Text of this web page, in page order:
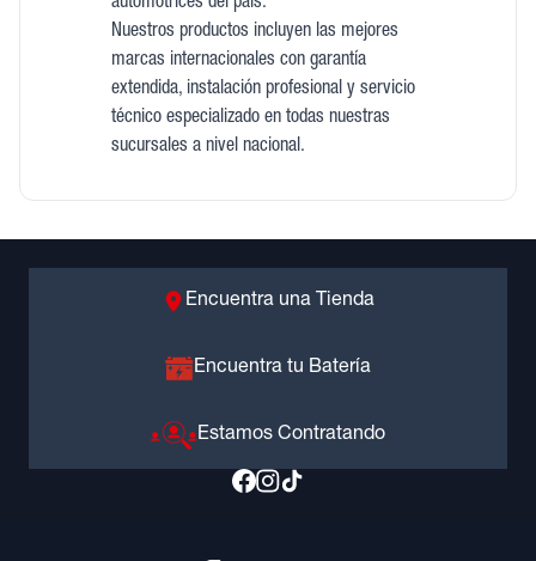
Nuestros productos incluyen las mejores
marcas internacionales con garantía
extendida, instalación profesional y servicio
técnico especializado en todas nuestras
sucursales a nivel nacional.
Encuentra una Tienda
Encuentra tu Batería
Estamos Contratando